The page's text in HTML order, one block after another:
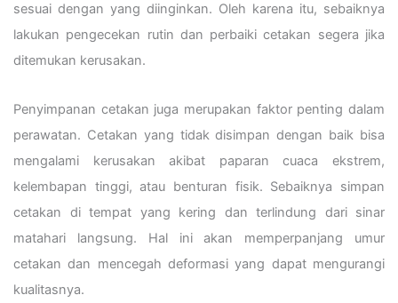
sesuai dengan yang diinginkan. Oleh karena itu, sebaiknya
lakukan pengecekan rutin dan perbaiki cetakan segera jika
ditemukan kerusakan.
Penyimpanan cetakan juga merupakan faktor penting dalam
perawatan. Cetakan yang tidak disimpan dengan baik bisa
mengalami kerusakan akibat paparan cuaca ekstrem,
kelembapan tinggi, atau benturan fisik. Sebaiknya simpan
cetakan di tempat yang kering dan terlindung dari sinar
matahari langsung. Hal ini akan memperpanjang umur
cetakan dan mencegah deformasi yang dapat mengurangi
kualitasnya.